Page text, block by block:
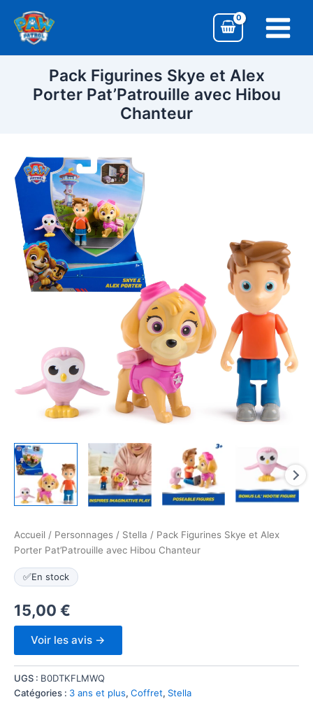
contenu
Menu
Pack Figurines Skye et Alex
Porter Pat’Patrouille avec Hibou
Chanteur
Accueil / Personnages / Stella / Pack Figurines Skye et Alex
Porter Pat’Patrouille avec Hibou Chanteur
✅En stock
15,00 €
Voir les avis →
UGS : B0DTKFLMWQ
Catégories : 3 ans et plus, Coffret, Stella